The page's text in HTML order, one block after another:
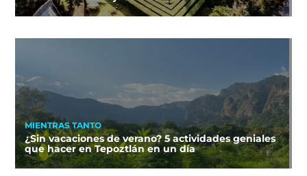
MIENTRAS TANTO
¿Sin vacaciones de verano? 5 actividades geniales
que hacer en Tepoztlán en un día